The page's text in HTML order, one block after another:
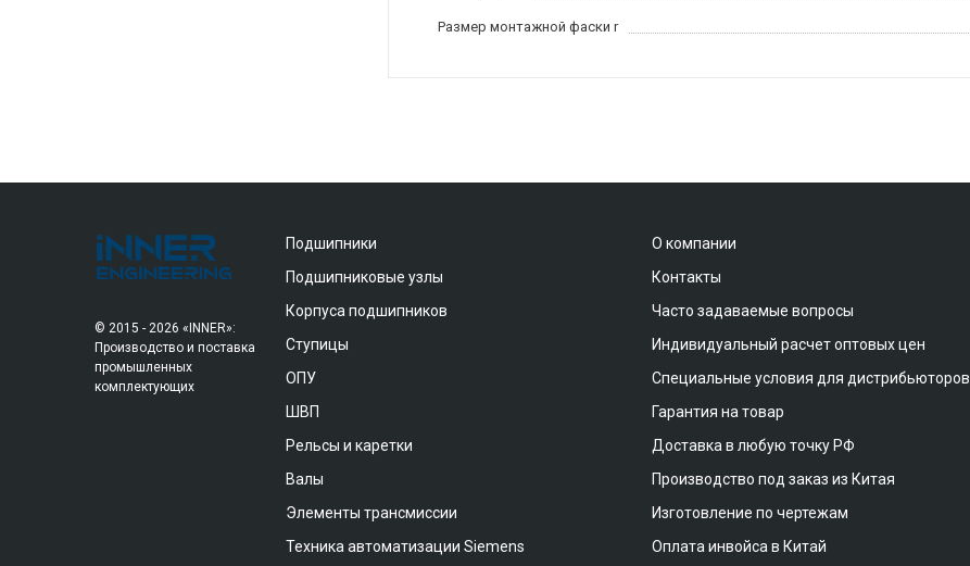
Размер монтажной фаски r
© 2015 - 2026 «INNER»:
Производство и поставка
промышленных
комплектующих
Подшипники
Подшипниковые узлы
Корпуса подшипников
Ступицы
ОПУ
ШВП
Рельсы и каретки
Валы
Элементы трансмиссии
Техника автоматизации Siemens
О компании
Контакты
Часто задаваемые вопросы
Индивидуальный расчет оптовых цен
Специальные условия для дистрибьюторов
Гарантия на товар
Доставка в любую точку РФ
Производство под заказ из Китая
Изготовление по чертежам
Оплата инвойса в Китай